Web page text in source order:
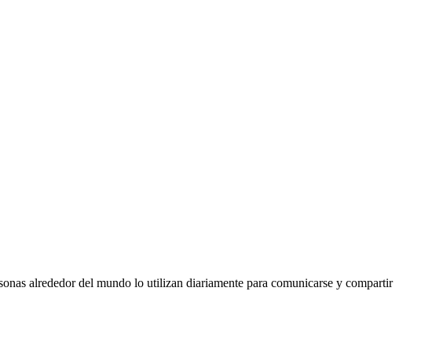
alrededor del mundo lo utilizan diariamente para comunicarse y compartir